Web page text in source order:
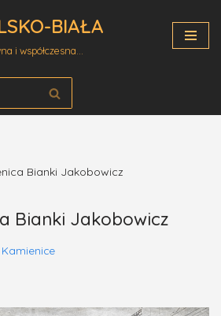
BIAŁA
i współczesna...
Bianki Jakobowicz
Bianki Jakobowicz
Kamienice